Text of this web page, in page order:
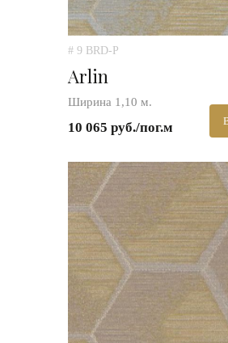
# 9 BRD-P
Arlin
Ширина 1,10 м.
10 065 руб./пог.м